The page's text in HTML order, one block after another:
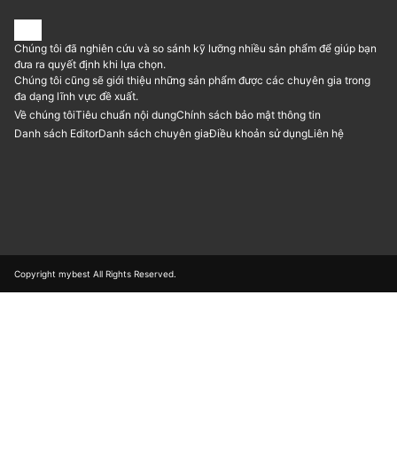
Chúng tôi đã nghiên cứu và so sánh kỹ lưỡng nhiều sản phẩm để giúp bạn
đưa ra quyết định khi lựa chọn.
Chúng tôi cũng sẽ giới thiệu những sản phẩm được các chuyên gia trong
đa dạng lĩnh vực đề xuất.
Về chúng tôiTiêu chuẩn nội dungChính sách bảo mật thông tin
Danh sách EditorDanh sách chuyên giaĐiều khoản sử dụngLiên hệ
Copyright mybest All Rights Reserved.